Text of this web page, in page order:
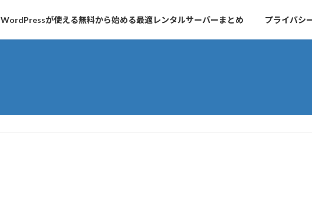
WordPressが使える無料から始める最適レンタルサーバーまとめ プライバシ